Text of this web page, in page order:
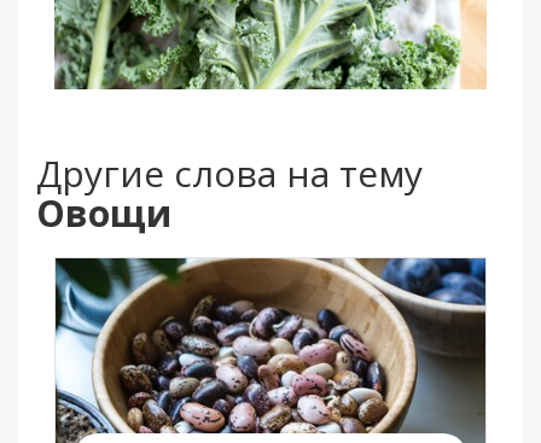
Другие слова на тему
Овощи